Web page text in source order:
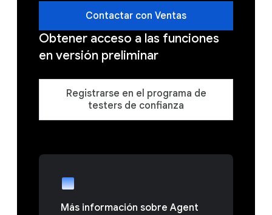
Contactar con Ventas
Obtener acceso a las funciones
en versión preliminar
Registrarse en el programa de
testers de confianza
Más información sobre Agent